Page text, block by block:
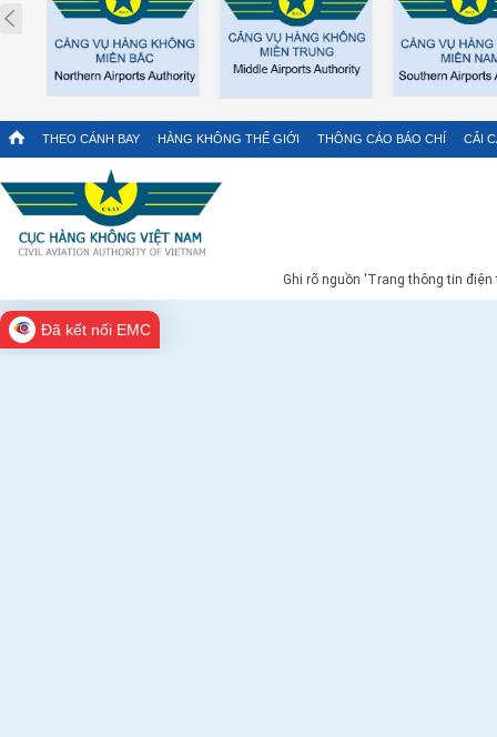
Prev
THEO CÁNH BAY HÀNG KHÔNG THẾ GIỚI THÔNG CÁO BÁO CHÍ CẢI
Ghi rõ nguồn 'Trang thông tin
Đã kết nối EMC